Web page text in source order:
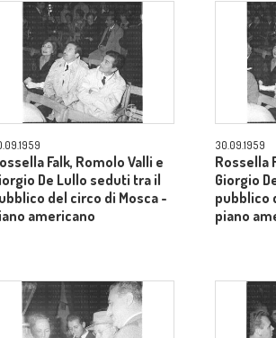
Falk, Romolo Valli e
De Lullo seduti tra il
del circo di Mosca -
americano
30.09.1959
Rossella
Giorgio
pubblico
piano